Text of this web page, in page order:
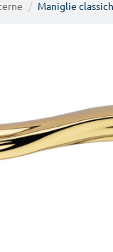
Maniglie